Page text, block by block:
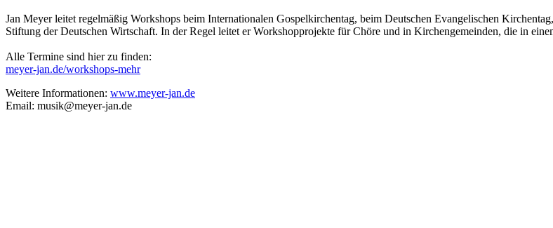
Jan Meyer leitet regelmäßig Workshops beim Internationalen Gospelkirchentag, beim Deutschen Evangelischen
Stiftung der Deutschen Wirtschaft. In der Regel leitet er Workshopprojekte für Chöre und in Kirchengemeinden, die in
Alle Termine sind hier zu finden:
meyer-jan.de/workshops-mehr
Weitere Informationen: www.meyer-jan.de
Email: musik@meyer-jan.de